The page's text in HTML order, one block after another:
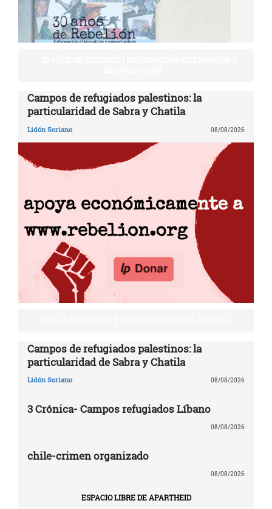
Campos de refugiados palestinos: la
particularidad de Sabra y Chatila
Lidón Soriano 08/08/2026
Campos de refugiados palestinos: la
particularidad de Sabra y Chatila
Lidón Soriano 08/08/2026
3 Crónica- Campos refugiados Líbano
08/08/2026
chile-crimen organizado
08/08/2026
ESPACIO LIBRE DE APARTHEID